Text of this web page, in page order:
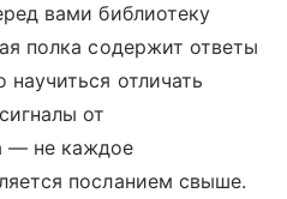
вами библиотеку
полка содержит ответы
отличать
от
— не каждое
посланием свыше.